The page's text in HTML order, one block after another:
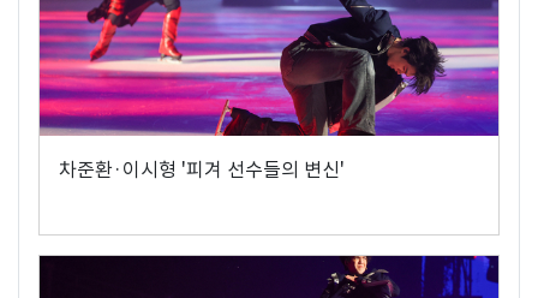
차준환·이시형 '피겨 선수들의 변신'